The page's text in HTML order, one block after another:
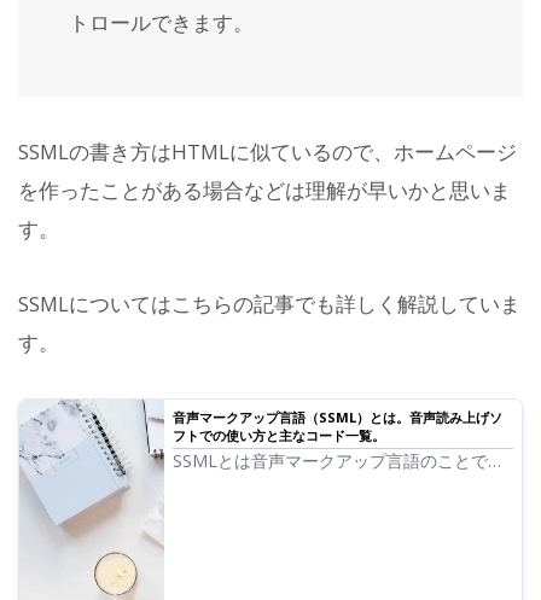
トロールできます。
SSMLの書き方はHTMLに似ているので、ホームページ
を作ったことがある場合などは理解が早いかと思いま
す。
SSMLについてはこちらの記事でも詳しく解説していま
す。
音声マークアップ言語（SSML）とは。音声読み上げソ
フトでの使い方と主なコード一覧。
SSMLとは音声マークアップ言語のことで